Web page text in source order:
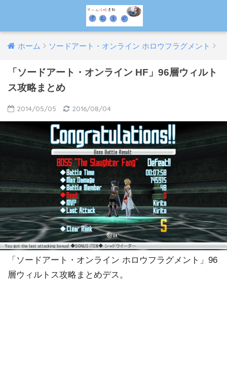
ホーム ソードアート・オンライン ホロウフラグメント
「ソードアート・オンライン HF」96層ウィルト
ス攻略まとめ
2014/05/05 2016/08/04
「ソードアート・オンライン ホロウフラグメント」96
層ウィルトス攻略まとめデス。